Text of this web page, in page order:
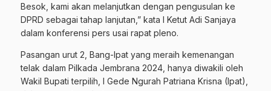
Besok, kami akan melanjutkan dengan pengusulan ke
DPRD sebagai tahap lanjutan,” kata I Ketut Adi Sanjaya
dalam konferensi pers usai rapat pleno.
Pasangan urut 2, Bang-Ipat yang meraih kemenangan
telak dalam Pilkada Jembrana 2024, hanya diwakili oleh
Wakil Bupati terpilih, I Gede Ngurah Patriana Krisna (Ipat),